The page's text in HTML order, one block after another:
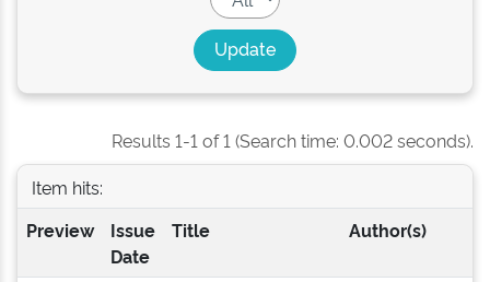
Results 1-1 of 1 (Search time: 0.002 seconds).
Item hits:
Preview
Issue
Date
Title Author(s)